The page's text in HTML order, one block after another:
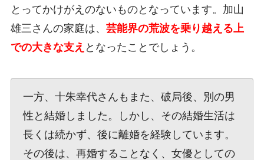
とってかけがえのないものとなっています。加山
雄三さんの家庭は、 芸能界の荒波を乗り越える上
での大きな支え となったことでしょう。
一方、十朱幸代さんもまた、破局後、別の男
性と結婚しました。しかし、その結婚生活は
長くは続かず、後に離婚を経験しています。
その後は、再婚することなく、女優としての